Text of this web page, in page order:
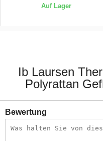
Auf Lager
Ib Laursen
Polyrattan
Bewertung